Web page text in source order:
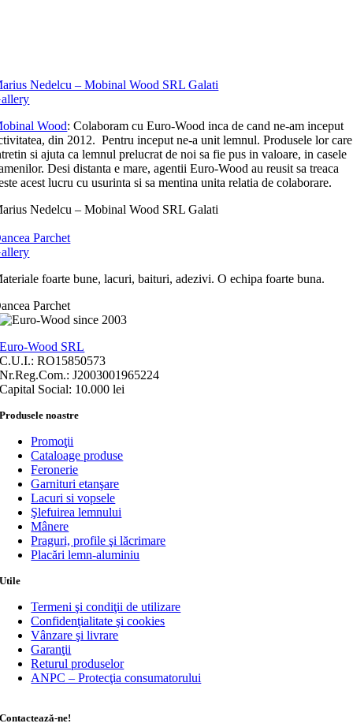
Nedelcu – Mobinal Wood SRL Galati
Wood: Colaboram cu Euro-Wood inca de cand ne-am inceput
din 2012. Pentru inceput ne-a unit lemnul. Produsele lor care
si ajuta ca lemnul prelucrat de noi sa fie pus in valoare, in casele
Desi distanta e mare, agentii Euro-Wood au reusit sa treaca
acest lucru cu usurinta si sa mentina unita relatia de colaborare.
Nedelcu – Mobinal Wood SRL Galati
Parchet
foarte bune, lacuri, baituri, adezivi. O echipa foarte buna.
Parchet
Euro-Wood SRL
C.U.I.: RO15850573
Nr.Reg.Com.: J2003001965224
Capital Social: 10.000 lei
Produsele noastre
Promoţii
Cataloage produse
Feronerie
Garnituri etanşare
Lacuri si vopsele
Şlefuirea lemnului
Mânere
Praguri, profile şi lăcrimare
Placări lemn-aluminiu
Utile
Termeni şi condiţii de utilizare
Confidenţialitate şi cookies
Vânzare şi livrare
Garanţii
Returul produselor
ANPC – Protecţia consumatorului
Contactează-ne!